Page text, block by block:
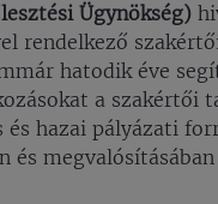
Ügynökség)
rendelkező
hatodik éve
a szakértői
hazai pályázati
és megvalósításában